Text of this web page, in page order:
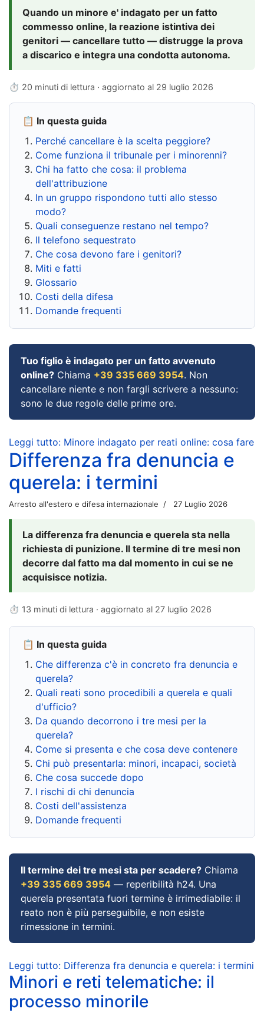
Quando un minore e' indagato per un fatto
commesso online, la reazione istintiva dei
genitori — cancellare tutto — distrugge la prova
a discarico e integra una condotta autonoma.
⏱ 20 minuti di lettura · aggiornato al 29 luglio 2026
📋 In questa guida
Perché cancellare è la scelta peggiore?
Come funziona il tribunale per i minorenni?
Chi ha fatto che cosa: il problema
dell'attribuzione
In un gruppo rispondono tutti allo stesso
modo?
Quali conseguenze restano nel tempo?
Il telefono sequestrato
Che cosa devono fare i genitori?
Miti e fatti
Glossario
Costi della difesa
Domande frequenti
Tuo figlio è indagato per un fatto avvenuto
online? Chiama +39 335 669 3954. Non
cancellare niente e non fargli scrivere a nessuno:
sono le due regole delle prime ore.
Leggi tutto: Minore indagato per reati online: cosa fare
Differenza fra denuncia e
querela: i termini
Arresto all'estero e difesa internazionale 27 Luglio 2026
La differenza fra denuncia e querela sta nella
richiesta di punizione. Il termine di tre mesi non
decorre dal fatto ma dal momento in cui se ne
acquisisce notizia.
⏱ 13 minuti di lettura · aggiornato al 27 luglio 2026
📋 In questa guida
Che differenza c'è in concreto fra denuncia e
querela?
Quali reati sono procedibili a querela e quali
d'ufficio?
Da quando decorrono i tre mesi per la
querela?
Come si presenta e che cosa deve contenere
Chi può presentarla: minori, incapaci, società
Che cosa succede dopo
I rischi di chi denuncia
Costi dell'assistenza
Domande frequenti
Il termine dei tre mesi sta per scadere? Chiama
+39 335 669 3954 — reperibilità h24. Una
querela presentata fuori termine è irrimediabile: il
reato non è più perseguibile, e non esiste
rimessione in termini.
Leggi tutto: Differenza fra denuncia e querela: i termini
Minori e reti telematiche: il
processo minorile